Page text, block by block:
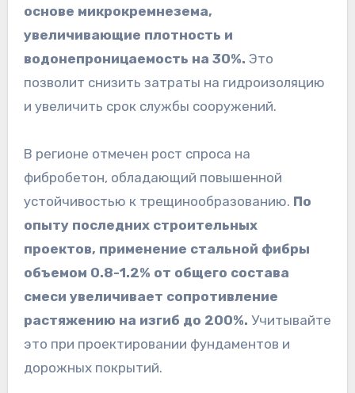
основе микрокремнезема,
увеличивающие плотность и
водонепроницаемость на 30%. Это
позволит снизить затраты на гидроизоляцию
и увеличить срок службы сооружений.
В регионе отмечен рост спроса на
фибробетон, обладающий повышенной
устойчивостью к трещинообразованию. По
опыту последних строительных
проектов, применение стальной фибры
объемом 0.8-1.2% от общего состава
смеси увеличивает сопротивление
растяжению на изгиб до 200%. Учитывайте
это при проектировании фундаментов и
дорожных покрытий.